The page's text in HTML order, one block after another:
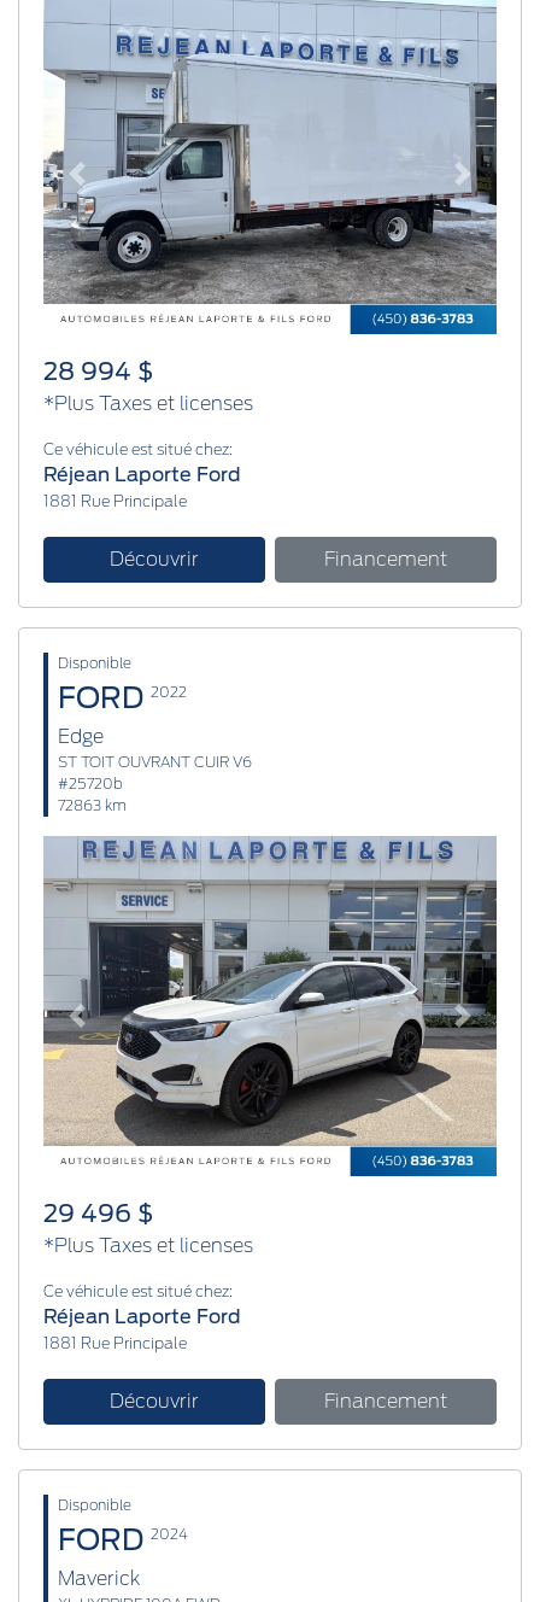
Previous Next
28 994 $
*Plus Taxes et licenses
Ce véhicule est situé chez:
Réjean Laporte Ford
1881 Rue Principale
Découvrir Financement
Disponible
FORD 2022
Edge
ST TOIT OUVRANT CUIR V6
#25720b
72863 km
Previous Next
29 496 $
*Plus Taxes et licenses
Ce véhicule est situé chez:
Réjean Laporte Ford
1881 Rue Principale
Découvrir Financement
Disponible
FORD 2024
Maverick